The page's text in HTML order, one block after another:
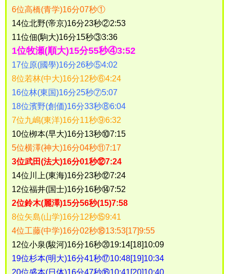
6位高橋(青学)16分07秒①
14位北野(帝京)16分23秒②2:53
11位佃(駒大)16分15秒③3:36
1位牧瀬(順大)15分55秒④3:52
17位原(國學)16分26秒⑤4:02
8位若林(中大)16分12秒⑥4:24
16位林(東国)16分25秒⑦5:07
18位濱野(創価)16分33秒⑧6:04
7位九嶋(東洋)16分11秒⑨6:32
10位栁本(早大)16分13秒⑩7:15
5位横澤(神大)16分04秒⑪7:17
3位武田(法大)16分01秒⑫7:24
14位川上(東海)16分23秒⑫7:24
12位福井(国士)16分16秒⑭7:52
2位鈴木(麗澤)15分56秒(15)7:58
8位矢島(山学)16分12秒⑮9:41
4位工藤(中学)16分02秒⑱13:53[17]9:55
12位小泉(駿河)16分16秒⑳19:14[18]10:09
19位杉本(明大)16分41秒⑰10:48[19]10:34
20位盛本(日体)16分47秒⑯10:41[20]10:40